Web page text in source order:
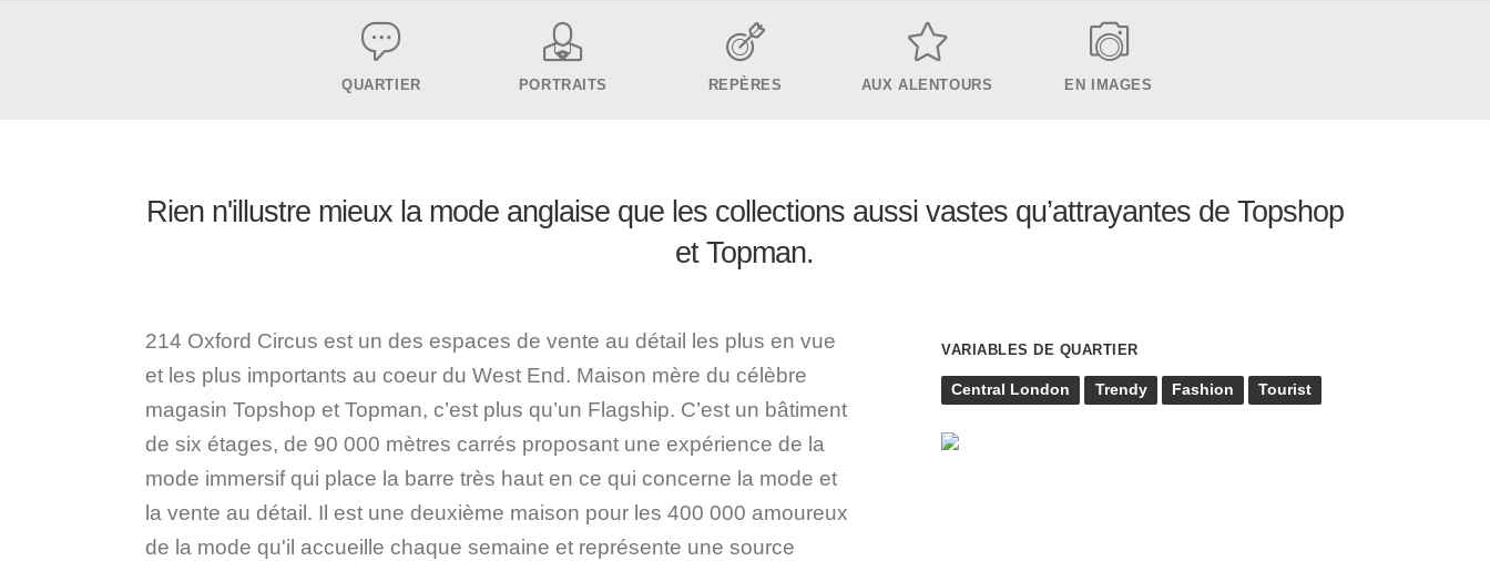
QUARTIER PORTRAITS REPÈRES AUX ALENTOURS EN IMAGES
Rien n'illustre mieux la mode anglaise que les collections aussi vastes qu’attrayantes de Topshop
et Topman.
214 Oxford Circus est un des espaces de vente au détail les plus en vue
et les plus importants au coeur du West End. Maison mère du célèbre
magasin Topshop et Topman, c’est plus qu’un Flagship. C’est un bâtiment
de six étages, de 90 000 mètres carrés proposant une expérience de la
mode immersif qui place la barre très haut en ce qui concerne la mode et
la vente au détail. Il est une deuxième maison pour les 400 000 amoureux
de la mode qu'il accueille chaque semaine et représente une source
VARIABLES DE QUARTIER
Central London Trendy Fashion Tourist